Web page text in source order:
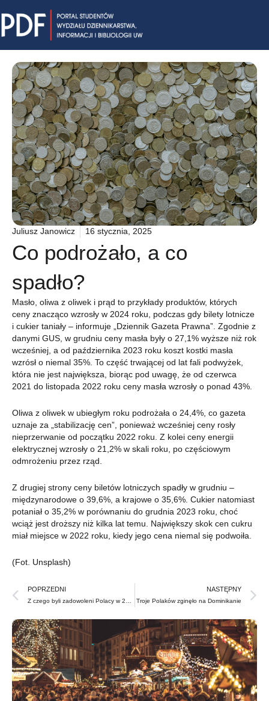
to
content
Juliusz Janowicz 16 stycznia, 2025
Co podrożało, a co
spadło?
Masło, oliwa z oliwek i prąd to przykłady produktów, których
ceny znacząco wzrosły w 2024 roku, podczas gdy bilety lotnicze
i cukier taniały – informuje „Dziennik Gazeta Prawna”. Zgodnie z
danymi GUS, w grudniu ceny masła były o 27,1% wyższe niż rok
wcześniej, a od października 2023 roku koszt kostki masła
wzrósł o niemal 35%. To część trwającej od lat fali podwyżek,
która nie jest największa, biorąc pod uwagę, że od czerwca
2021 do listopada 2022 roku ceny masła wzrosły o ponad 43%.
Oliwa z oliwek w ubiegłym roku podrożała o 24,4%, co gazeta
uznaje za „stabilizację cen”, ponieważ wcześniej ceny rosły
nieprzerwanie od początku 2022 roku. Z kolei ceny energii
elektrycznej wzrosły o 21,2% w skali roku, po częściowym
odmrożeniu przez rząd.
Z drugiej strony ceny biletów lotniczych spadły w grudniu –
międzynarodowe o 39,6%, a krajowe o 35,6%. Cukier natomiast
potaniał o 35,2% w porównaniu do grudnia 2023 roku, choć
wciąż jest droższy niż kilka lat temu. Największy skok cen cukru
miał miejsce w 2022 roku, kiedy jego cena niemal się podwoiła.
(Fot. Unsplash)
Prev
POPRZEDNI NASTĘPNY
Troje Polaków zginęło na Dominikanie